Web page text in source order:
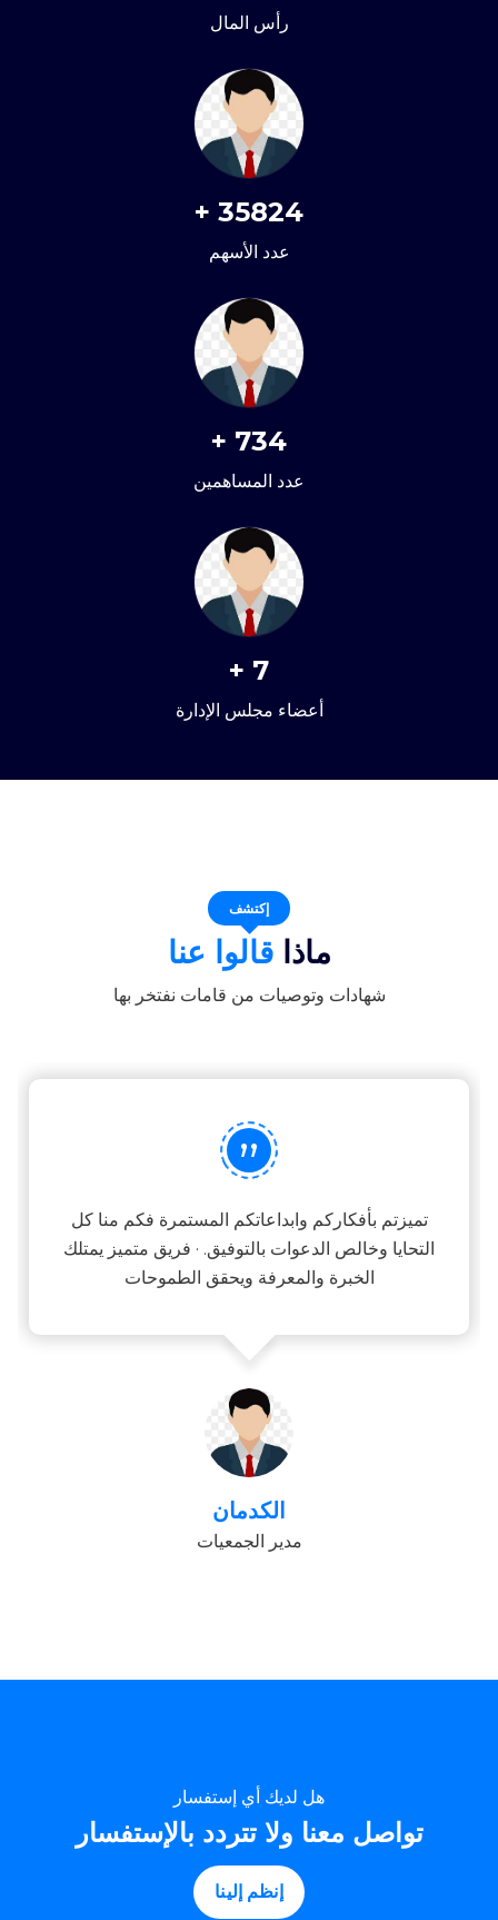
رأس المال
35824
+
عدد الأسهم
734
+
عدد المساهمين
+
أعضاء مجلس الإدارة
إكتشف
ماذا قالوا عنا
شهادات وتوصيات من قامات نفتخر بها
”
تميزتم بأفكاركم وابداعاتكم المستمرة فكم منا كل
التحايا وخالص الدعوات بالتوفيق. · فريق متميز يمتلك
الخبرة والمعرفة ويحقق الطموحات
الكدمان
مدير الجمعيات
هل لديك أي إستفسار
تواصل معنا ولا تتردد بالإستفسار
إنظم إلينا